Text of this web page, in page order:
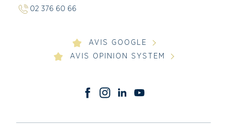
02 376 60 66
AVIS GOOGLE
AVIS OPINION SYSTEM